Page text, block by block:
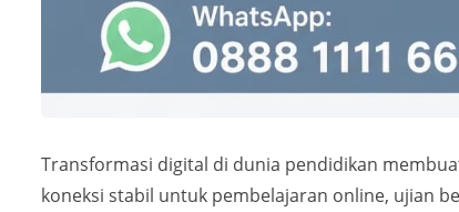
Transformasi digital di dunia pendidikan
koneksi stabil untuk pembelajaran online, ujian